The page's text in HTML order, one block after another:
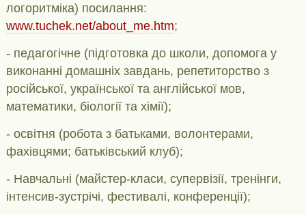
логоритміка) посилання:
www.tuchek.net/about_me.htm;
- педагогічне (підготовка до школи, допомога у
виконанні домашніх завдань, репетиторство з
російської, української та англійської мов,
математики, біології та хімії);
- освітня (робота з батьками, волонтерами,
фахівцями; батьківський клуб);
- Навчальні (майстер-класи, супервізії, тренінги,
інтенсив-зустрічі, фестивалі, конференції);